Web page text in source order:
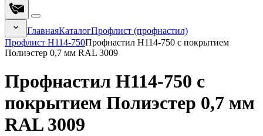
ГлавнаяКаталогПрофлист (профнастил)
Профлист Н114-750Профнастил Н114-750 с покрытием
Полиэстер 0,7 мм RAL 3009
Профнастил Н114-750 с
покрытием Полиэстер 0,7 мм
RAL 3009